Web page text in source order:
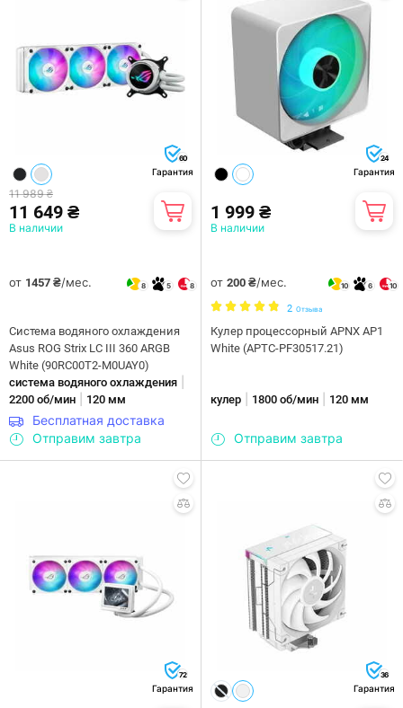
60
Гарантия
11 989 ₴
11 649 ₴
В наличии
от 1457 ₴/мес. 8 5 8
Система водяного охлаждения
Asus ROG Strix LC III 360 ARGB
White (90RC00T2-M0UAY0)
система водяного охлаждения
2200 об/мин 120 мм
Бесплатная доставка
Отправим завтра
24
Гарантия
1 999 ₴
В наличии
от 200 ₴/мес. 10 6 10
2 Отзыва
Кулер процессорный APNX AP1
White (APTC-PF30517.21)
кулер 1800 об/мин 120 мм
Отправим завтра
72
Гарантия
36
Гарантия